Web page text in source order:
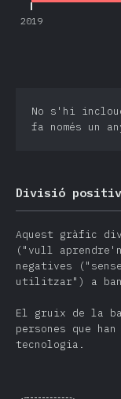
2019
No s'hi
fa només un
Divisió
Aquest gràfic
("vull
negatives
utilitzar") a
El gruix de la
persones que
tecnologia.